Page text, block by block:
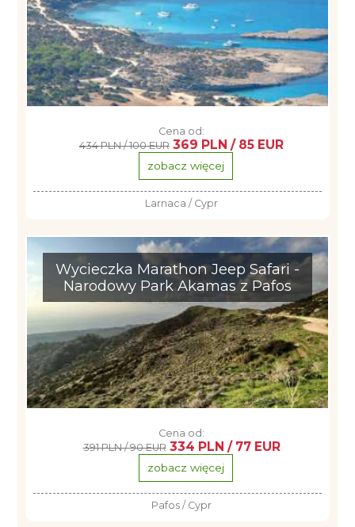
Cena od:
434 PLN / 100 EUR 369 PLN / 85 EUR
zobacz więcej
Larnaca / Cypr
Wycieczka Marathon Jeep Safari -
Narodowy Park Akamas z Pafos
Cena od:
391 PLN / 90 EUR 334 PLN / 77 EUR
zobacz więcej
Pafos / Cypr